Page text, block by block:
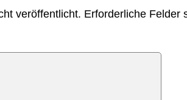
veröffentlicht. Erforderliche Felder